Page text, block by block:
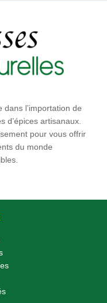
dans l’importation de
d’épices artisanaux.
pour vous offrir
du monde